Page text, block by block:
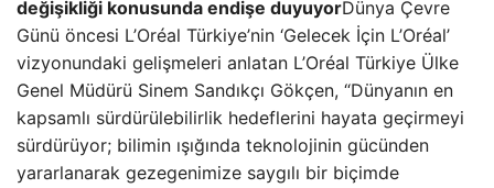
değişikliği konusunda endişe duyuyorDünya Çevre
Günü öncesi L’Oréal Türkiye’nin ‘Gelecek İçin L’Oréal’
vizyonundaki gelişmeleri anlatan L’Oréal Türkiye Ülke
Genel Müdürü Sinem Sandıkçı Gökçen, “Dünyanın en
kapsamlı sürdürülebilirlik hedeflerini hayata geçirmeyi
sürdürüyor; bilimin ışığında teknolojinin gücünden
yararlanarak gezegenimize saygılı bir biçimde